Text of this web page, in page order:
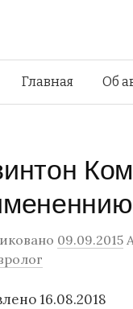
Главная Об
09.09.2015
16.08.2018